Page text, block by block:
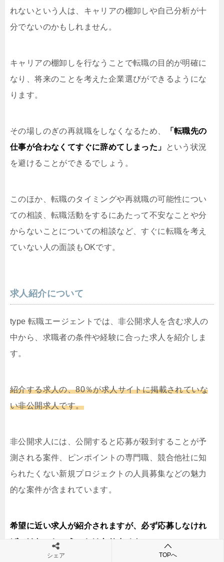
れないという人は、キャリアの棚卸しや自己分析が十
分でないのかもしれません。
キャリアの棚卸しを行なうことで転職の目的が明確に
なり、将来のことを考えた企業選びができるようにな
ります。
その場しのぎの再就職をしなくなるため、
「転職先の
仕事が合わなくてすぐに辞めてしまった」
という状況
を避けることができるでしょう。
このほか、転職のタイミングや再就職の可能性につい
ての相談、転職活動をするにあたって不安なことや分
からないことについての相談など、すぐに転職を考え
ていない人の面談もOKです。
求人紹介について
type 転職エージェントでは、非公開求人を含む求人の
中から、求職者の条件や経験に合った求人を紹介しま
す。
紹介する求人の、80％が求人サイトに掲載されていな
い非公開求人です。
非公開求人には、公開すると応募が殺到することが予
測される案件、ピンポイントの専門職、競合他社に知
られたくない新規プロジェクトの人員募集などの魅力
的な案件が含まれています。
希望に近い求人が紹介されますが、必ず応募しなけれ
ばいけないということはありません。
シェア TOPへ